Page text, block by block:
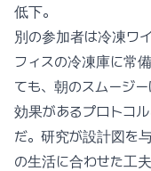
低下。
別の参加者は冷凍ワ
フィスの冷凍庫に常
ても、朝のスムージー
効果があるプロトコ
だ。研究が設計図を
の生活に合わせた工夫